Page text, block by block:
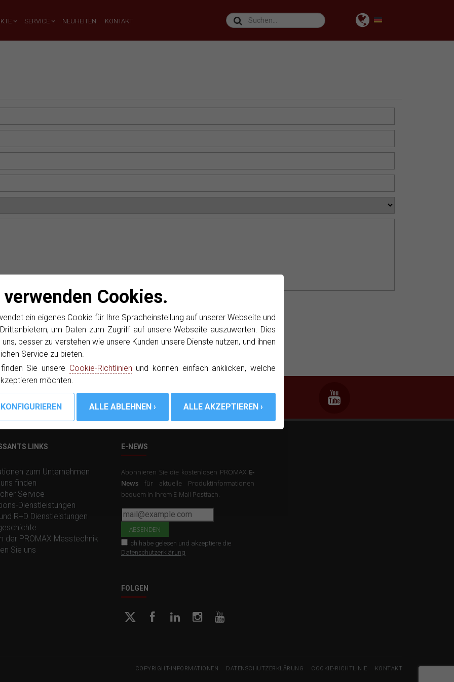
Cookies.
ein eigenes Cookie für Ihre Spracheinstellung auf unserer Webseite und
um Daten zum Zugriff auf unsere Webseite auszuwerten. Dies
besser zu verstehen wie unsere Kunden unsere Dienste nutzen, und ihnen
Service zu bieten.
Sie unsere Cookie-Richtlinien und können einfach anklicken, welche
möchten.
SERVICE NEUHEITEN KONTAKT
für aktuelle Produktinformationen bequem in Ihrem E-Mail Postfach.
LINKS
zum Unternehmen
finden
Service
Dienstleistungen
R+D Dienstleistungen
der PROMAX Messtechnik
Sie uns
E-NEWS
Abonnieren Sie die kostenlosen PROMAX E-
News für aktuelle Produktinformationen
bequem in Ihrem E-Mail Postfach.
Ich habe gelesen und akzeptiere die
Datenschutzerklärung
FOLGEN
COPYRIGHT-INFORMATIONEN DATENSCHUTZERKLÄRUNG COOKIE-RICHTLINIE KONTAKT